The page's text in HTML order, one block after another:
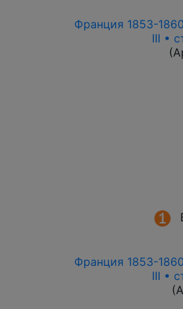
Франция 1853-
III •
Франция 1853-
III •